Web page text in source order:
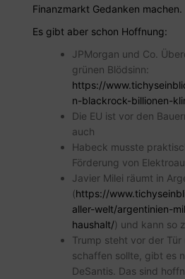
Finanzmarkt Gedanken machen.
Es gibt aber schon Hoffnung:
JPMorgan und Co.
grünen Blödsinn:
https://
n-blackrock-billionen-
Die EU ist vor den
auch
Habeck musste
Förderung von
Javier Milei räumt in
(https://
aller-welt/argentinien-
haushalt/) und kann so
Trump steht vor der
schaffen sollte, gibt es
DeSantis. Das sind